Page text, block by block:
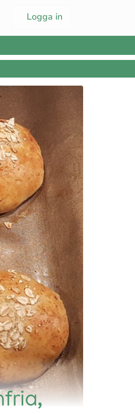
Logga in